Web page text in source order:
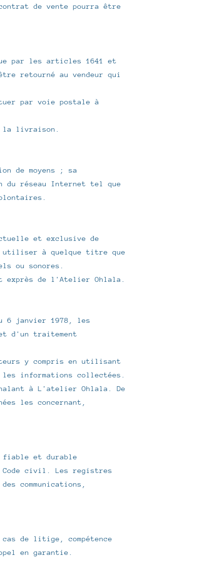
de vente pourra être
par les articles 1641 et
retourné au vendeur qui
par voie postale à
la livraison.
de moyens ; sa
du réseau Internet tel que
et exclusive de
à quelque titre que
ou sonores.
exprès de l'Atelier Ohlala.
6 janvier 1978, les
d'un traitement
y compris en utilisant
informations collectées.
à L'atelier Ohlala. De
les concernant,
fiable et durable
Code civil. Les registres
communications,
de litige, compétence
en garantie.